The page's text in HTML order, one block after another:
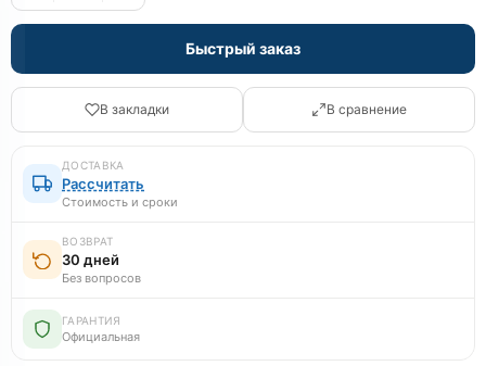
Быстрый заказ
В закладки В сравнение
ДОСТАВКА
Рассчитать
Стоимость и сроки
ВОЗВРАТ
30 дней
Без вопросов
ГАРАНТИЯ
Официальная